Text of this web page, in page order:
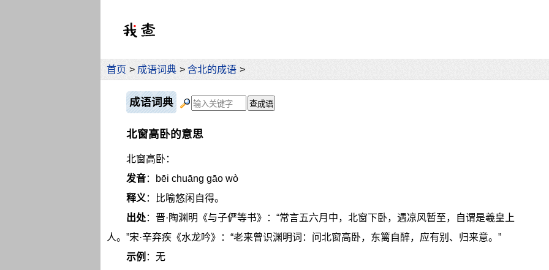
首页 > 成语词典 > 含北的成语 >
成语词典
北窗高卧的意思
北窗高卧：
发音：bēi chuāng gāo wò
释义：比喻悠闲自得。
出处：晋·陶渊明《与子俨等书》：“常言五六月中，北窗下卧，遇凉风暂至，自谓是羲皇上
人。”宋·辛弃疾《水龙吟》：“老来曾识渊明词：问北窗高卧，东篱自醉，应有别、归来意。”
示例 ：无